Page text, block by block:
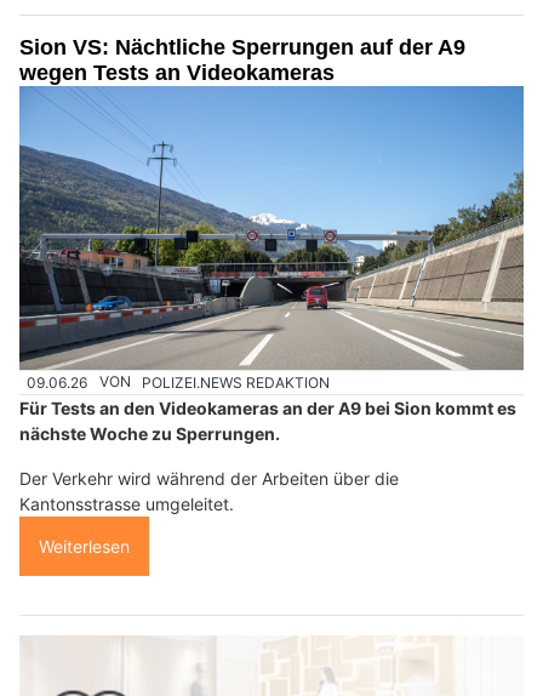
Sion VS: Nächtliche Sperrungen auf der A9
wegen Tests an Videokameras
09.06.26 VON POLIZEI.NEWS REDAKTION
Für Tests an den Videokameras an der A9 bei Sion kommt es
nächste Woche zu Sperrungen.
Der Verkehr wird während der Arbeiten über die
Kantonsstrasse umgeleitet.
Weiterlesen